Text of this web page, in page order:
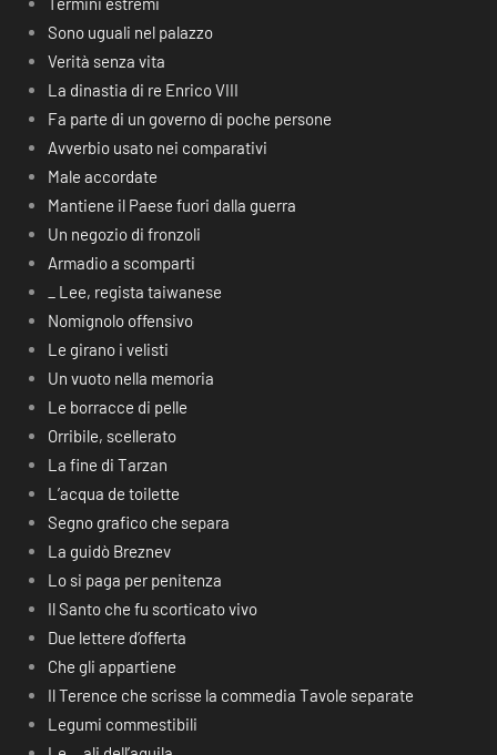
Sono uguali nel palazzo
Verità senza vita
La dinastia di re Enrico VIII
Fa parte di un governo di poche persone
Avverbio usato nei comparativi
Male accordate
Mantiene il Paese fuori dalla guerra
Un negozio di fronzoli
Armadio a scomparti
_ Lee, regista taiwanese
Nomignolo offensivo
Le girano i velisti
Un vuoto nella memoria
Le borracce di pelle
Orribile, scellerato
La fine di Tarzan
L’acqua de toilette
Segno grafico che separa
La guidò Breznev
Lo si paga per penitenza
Il Santo che fu scorticato vivo
Due lettere d’offerta
Che gli appartiene
Il Terence che scrisse la commedia Tavole separate
Legumi commestibili